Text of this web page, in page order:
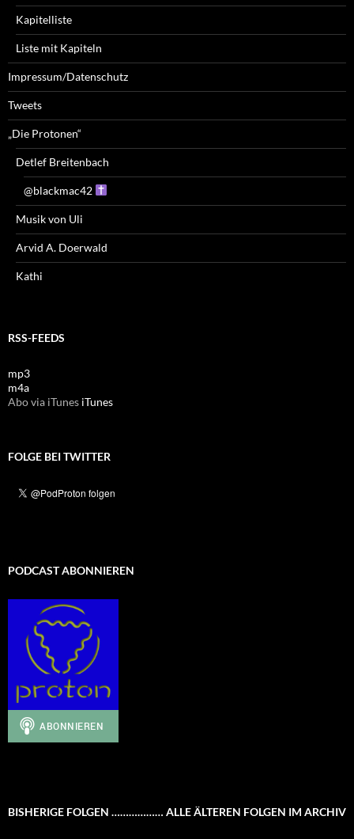
Kapitelliste
Liste mit Kapiteln
Impressum/Datenschutz
Tweets
„Die Protonen“
Detlef Breitenbach
@blackmac42
Musik von Uli
Arvid A. Doerwald
Kathi
RSS-FEEDS
mp3
m4a
Abo via iTunes iTunes
FOLGE BEI TWITTER
PODCAST ABONNIEREN
BISHERIGE FOLGEN ……………… ALLE ÄLTEREN FOLGEN IM ARCHIV